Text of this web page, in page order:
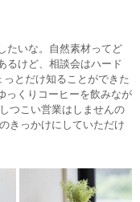
たいな。自然素材ってど
るけど、相談会はハード
とだけ知ることができた
っくりコーヒーを飲みなが
つこい営業はしませんの
きっかけにしていただけ